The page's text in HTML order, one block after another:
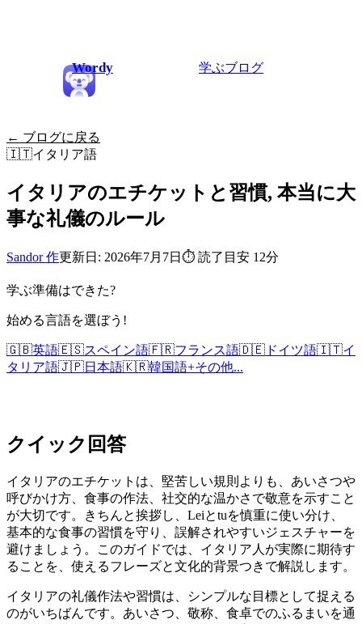
Wordy 学ぶブログ
← ブログに戻る
🇮🇹イタリア語
イタリアのエチケットと習慣, 本当に大
事な礼儀のルール
Sandor 作更新日: 2026年7月7日 ⏱ 読了目安 12分
学ぶ準備はできた?
始める言語を選ぼう!
🇬🇧英語🇪🇸スペイン語🇫🇷フランス語🇩🇪 ドイツ語🇮🇹イ
タリア語🇯🇵日本語🇰🇷韓国語+その他...
クイック回答
イタリアのエチケットは、堅苦しい規則よりも、あいさつや
呼びかけ方、食事の作法、社交的な温かさで敬意を示すこと
が大切です。きちんと挨拶し、Leiとtuを慎重に使い分け、
基本的な食事の習慣を守り、誤解されやすいジェスチャーを
避けましょう。このガイドでは、イタリア人が実際に期待す
ることを、使えるフレーズと文化的背景つきで解説します。
イタリアの礼儀作法や習慣は、シンプルな目標として捉える
のがいちばんです。あいさつ、敬称、食卓でのふるまいを通